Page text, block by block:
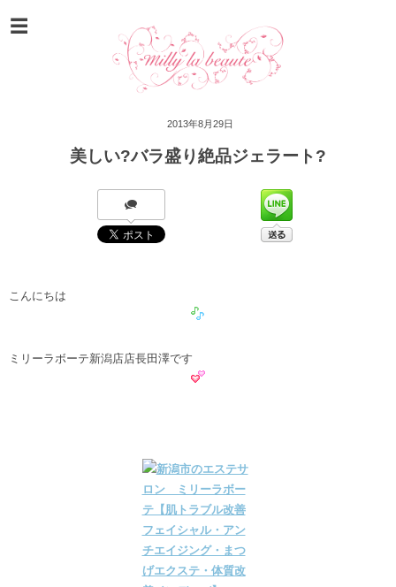
2013年8月29日
美しい?バラ盛り絶品ジェラート?
こんにちは
ミリーラボーテ新潟店店長田澤です